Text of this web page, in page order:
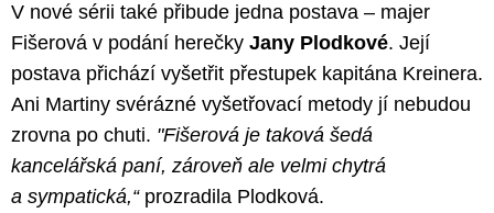
V nové sérii také přibude jedna postava –⁠ majer
Fišerová v podání herečky Jany Plodkové. Její
postava přichází vyšetřit přestupek kapitána Kreinera.
Ani Martiny svérázné vyšetřovací metody jí nebudou
zrovna po chuti. "Fišerová je taková šedá
kancelářská paní, zároveň ale velmi chytrá
a sympatická,“prozradila Plodková.